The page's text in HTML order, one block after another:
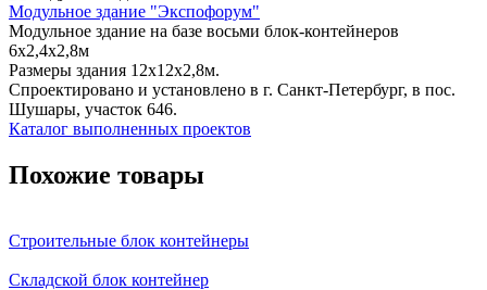
Модульное здание "Экспофорум"
Модульное здание на базе восьми блок-контейнеров
6x2,4x2,8м
Размеры здания 12х12х2,8м.
Спроектировано и установлено в г. Санкт-Петербург, в пос.
Шушары, участок 646.
Каталог выполненных проектов
Похожие товары
Строительные блок контейнеры
Складской блок контейнер